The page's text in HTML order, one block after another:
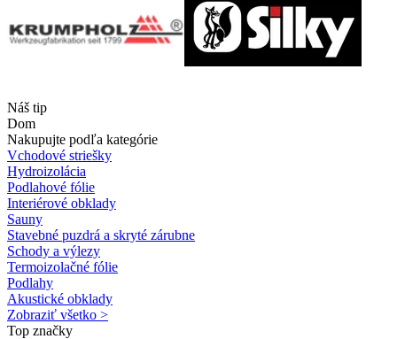
Náš tip
Dom
Nakupujte podľa kategórie
Vchodové striešky
Hydroizolácia
Podlahové fólie
Interiérové obklady
Sauny
Stavebné puzdrá a skryté zárubne
Schody a výlezy
Termoizolačné fólie
Podlahy
Akustické obklady
Zobraziť všetko >
Top značky